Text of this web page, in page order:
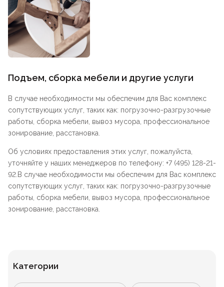
Подъем, сборка мебели и другие услуги
В случае необходимости мы обеспечим для Вас комплекс
сопутствующих услуг, таких как: погрузочно-разгрузочные
работы, сборка мебели, вывоз мусора, профессиональное
зонирование, расстановка.
Об условиях предоставления этих услуг, пожалуйста,
уточняйте у наших менеджеров по телефону: +7 (495) 128-21-
92.В случае необходимости мы обеспечим для Вас комплекс
сопутствующих услуг, таких как: погрузочно-разгрузочные
работы, сборка мебели, вывоз мусора, профессиональное
зонирование, расстановка.
Категории